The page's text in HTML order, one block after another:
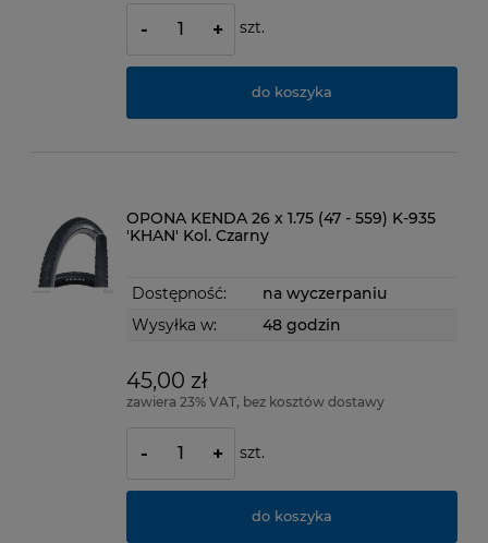
- + szt.
do koszyka
OPONA KENDA 26 x 1.75 (47 - 559) K-935
'KHAN' Kol. Czarny
Dostępność:
na wyczerpaniu
Wysyłka w:
48 godzin
45,00 zł
zawiera 23% VAT, bez kosztów dostawy
- + szt.
do koszyka